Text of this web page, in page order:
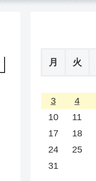
月 火
3
4
10
11
17
18
24
25
31